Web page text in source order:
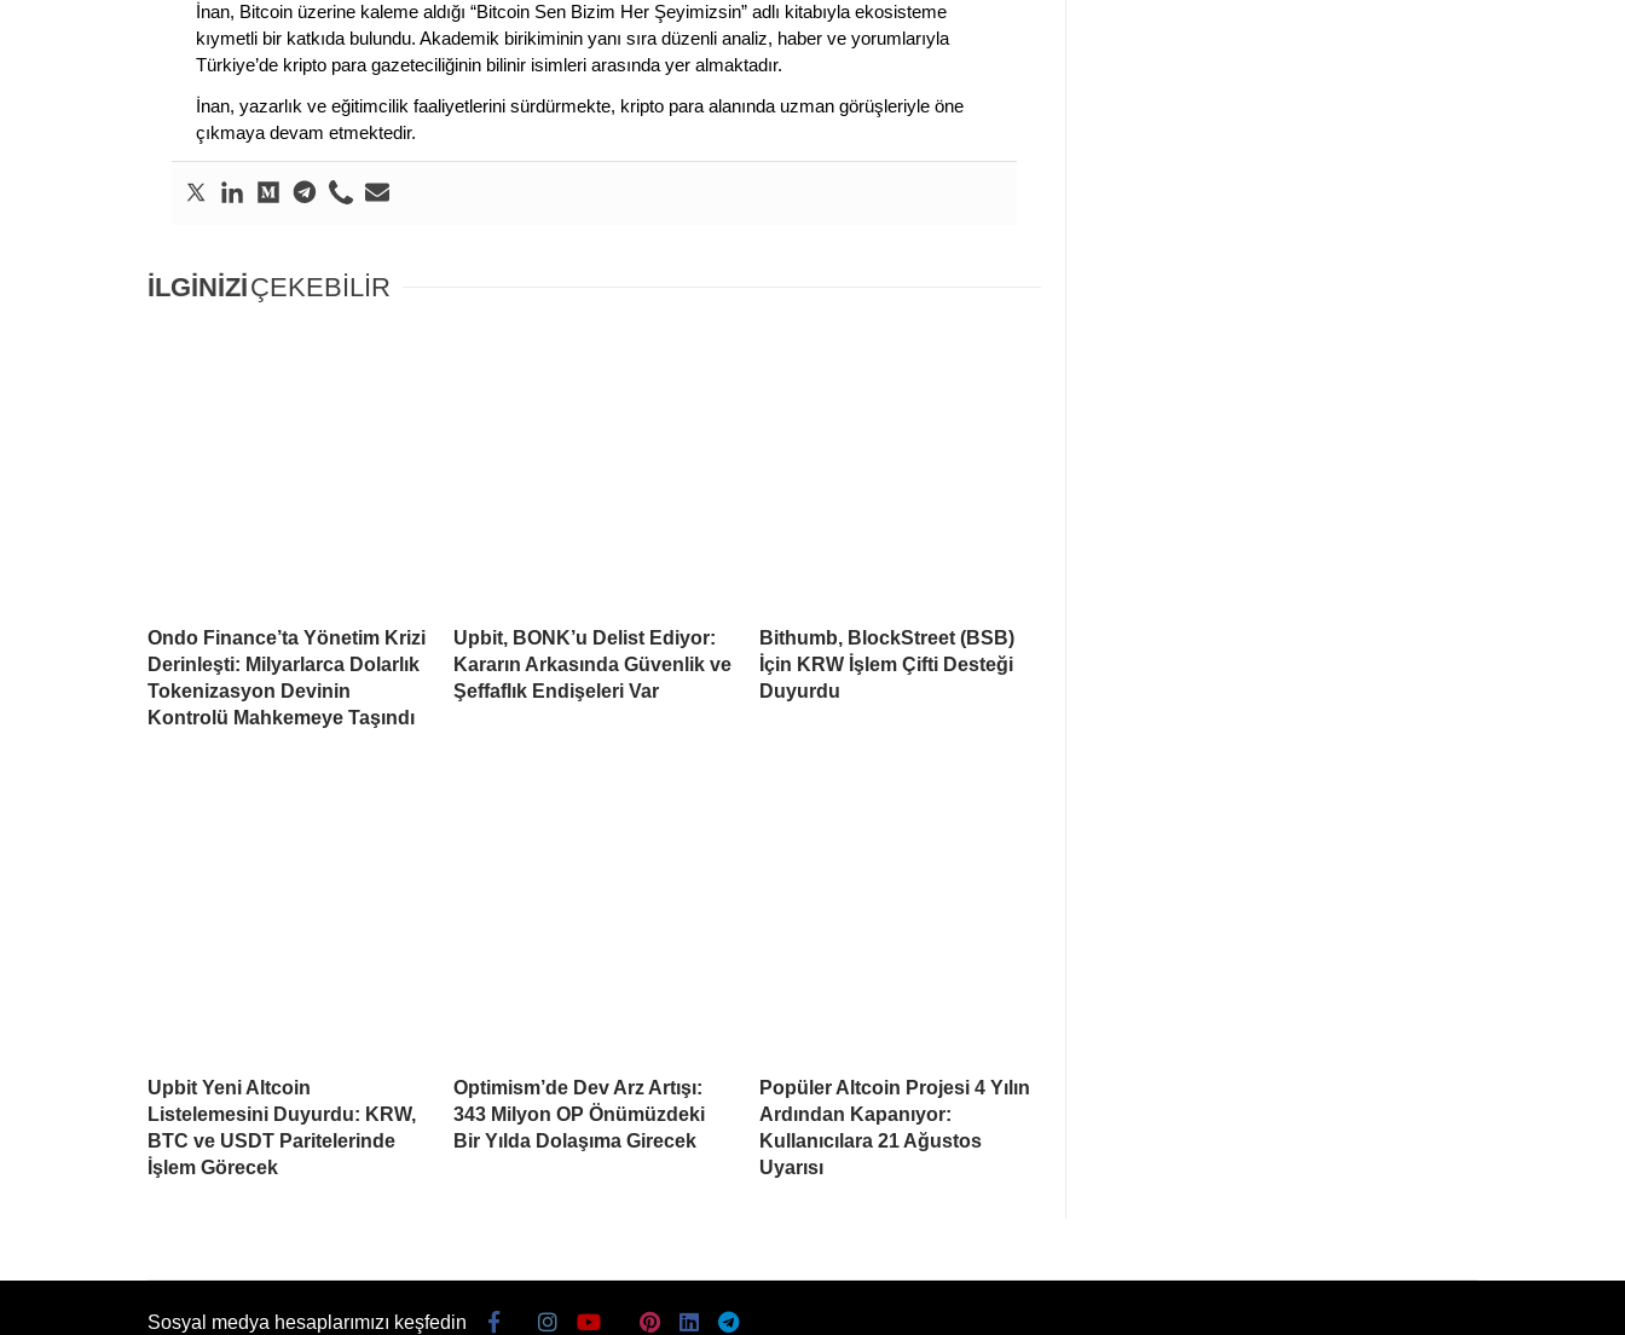
İnan, Bitcoin üzerine kaleme aldığı “Bitcoin Sen Bizim Her Şeyimizsin” adlı kitabıyla ekosisteme
kıymetli bir katkıda bulundu. Akademik birikiminin yanı sıra düzenli analiz, haber ve yorumlarıyla
Türkiye’de kripto para gazeteciliğinin bilinir isimleri arasında yer almaktadır.
İnan, yazarlık ve eğitimcilik faaliyetlerini sürdürmekte, kripto para alanında uzman görüşleriyle öne
çıkmaya devam etmektedir.
İLGİNİZİÇEKEBİLİR
Ondo Finance’ta Yönetim Krizi
Derinleşti: Milyarlarca Dolarlık
Tokenizasyon Devinin
Kontrolü Mahkemeye Taşındı
Upbit, BONK’u Delist Ediyor:
Kararın Arkasında Güvenlik ve
Şeffaflık Endişeleri Var
Bithumb, BlockStreet (BSB)
İçin KRW İşlem Çifti Desteği
Duyurdu
Upbit Yeni Altcoin
Listelemesini Duyurdu: KRW,
BTC ve USDT Paritelerinde
İşlem Görecek
Optimism’de Dev Arz Artışı:
343 Milyon OP Önümüzdeki
Bir Yılda Dolaşıma Girecek
Popüler Altcoin Projesi 4 Yılın
Ardından Kapanıyor:
Kullanıcılara 21 Ağustos
Uyarısı
Sosyal medya hesaplarımızı keşfedin